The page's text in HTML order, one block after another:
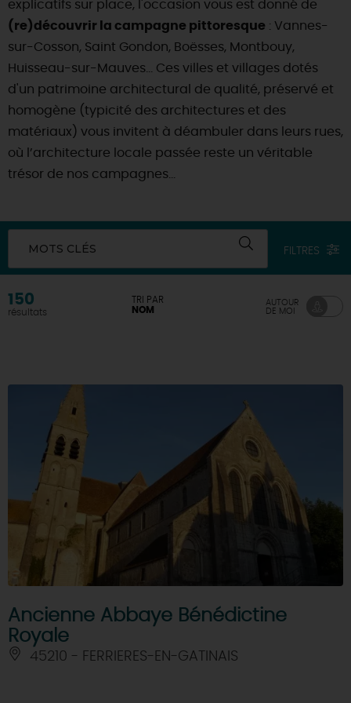
DEMAIN
CE WEEK-END
CETTE SEMAINE
explicatifs sur place, l'occasion vous est donné de
(re)découvrir la campagne pittoresque : Vannes-
sur-Cosson, Saint Gondon, Boësses, Montbouy,
Huisseau-sur-Mauves… Ces villes et villages dotés
d'un patrimoine architectural de qualité, préservé et
homogène (typicité des architectures et des
matériaux) vous invitent à déambuler dans leurs rues,
où l’architecture locale passée reste un véritable
trésor de nos campagnes...
MOTS CLÉS FILTRES
150
résultats
TRI PAR
NOM
AUTOUR
DE MOI
Ancienne Abbaye Bénédictine
Royale
45210 - FERRIERES-EN-GATINAIS